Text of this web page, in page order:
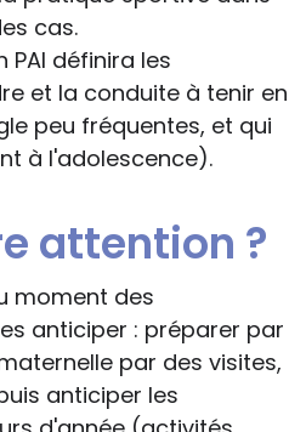
cas.
PAI définira les
et la conduite à tenir en
peu fréquentes, et qui
à l'adolescence).
attention ?
moment des
anticiper : préparer par
par des visites,
anticiper les